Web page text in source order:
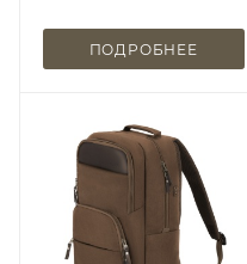
ПОДРОБНЕЕ